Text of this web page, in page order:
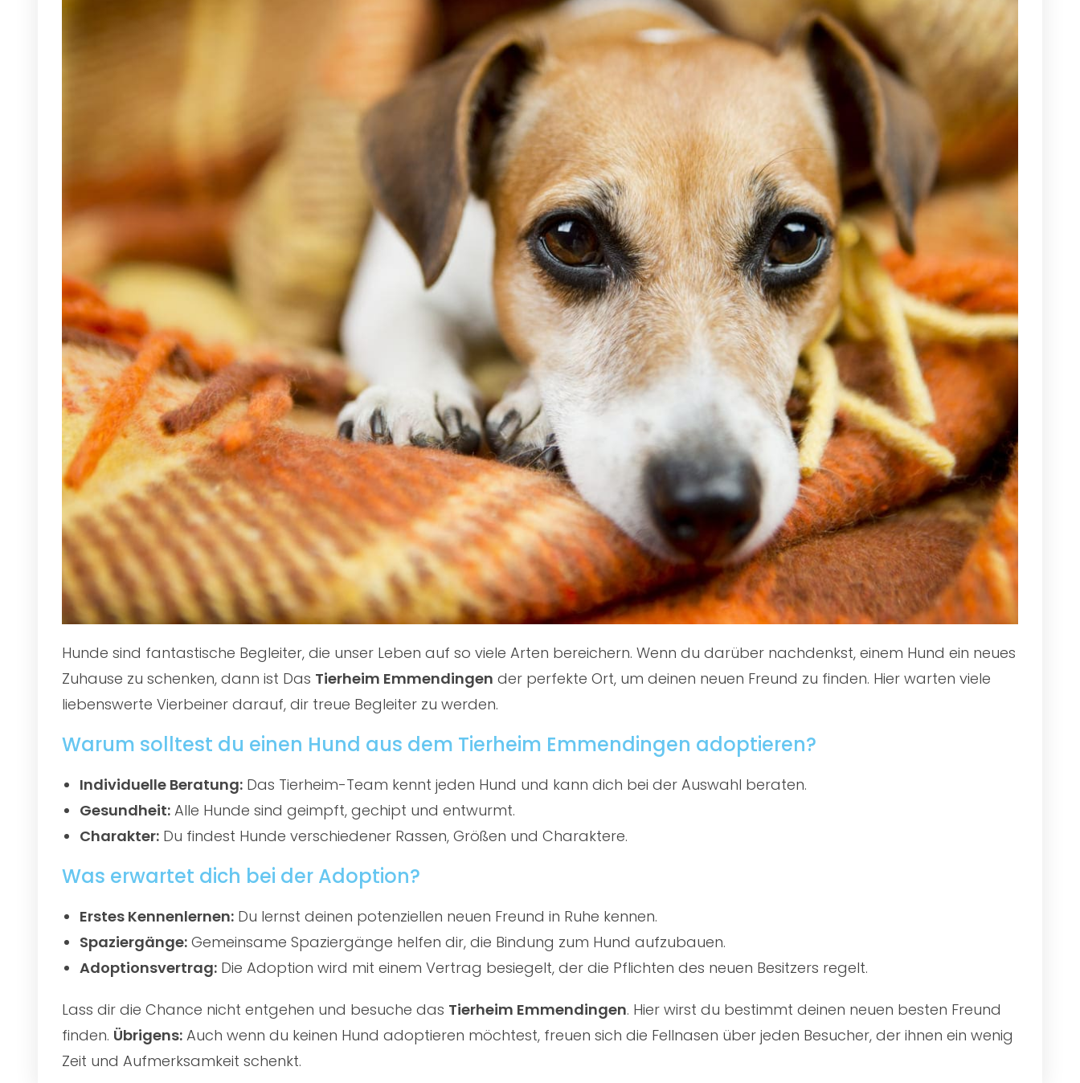
Hunde sind fantastische Begleiter, die unser Leben auf so viele Arten bereichern. Wenn du darüber nachdenkst, einem Hund ein neues
Zuhause zu schenken, dann ist Das Tierheim Emmendingen der perfekte Ort, um deinen neuen Freund zu finden. Hier warten viele
liebenswerte Vierbeiner darauf, dir treue Begleiter zu werden.
Warum solltest du einen Hund aus dem Tierheim Emmendingen adoptieren?
Individuelle Beratung: Das Tierheim-Team kennt jeden Hund und kann dich bei der Auswahl beraten.
Gesundheit: Alle Hunde sind geimpft, gechipt und entwurmt.
Charakter: Du findest Hunde verschiedener Rassen, Größen und Charaktere.
Was erwartet dich bei der Adoption?
Erstes Kennenlernen: Du lernst deinen potenziellen neuen Freund in Ruhe kennen.
Spaziergänge: Gemeinsame Spaziergänge helfen dir, die Bindung zum Hund aufzubauen.
Adoptionsvertrag: Die Adoption wird mit einem Vertrag besiegelt, der die Pflichten des neuen Besitzers regelt.
Lass dir die Chance nicht entgehen und besuche das Tierheim Emmendingen. Hier wirst du bestimmt deinen neuen besten Freund
finden. Übrigens: Auch wenn du keinen Hund adoptieren möchtest, freuen sich die Fellnasen über jeden Besucher, der ihnen ein wenig
Zeit und Aufmerksamkeit schenkt.